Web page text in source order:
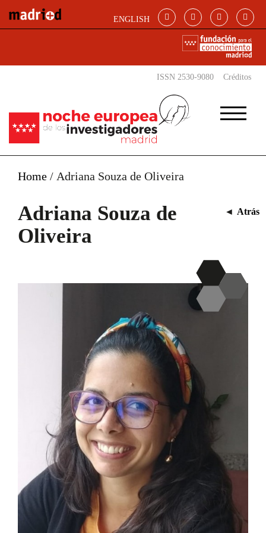
ENGLISH
ISSN 2530-9080 Créditos
Home / Adriana Souza de Oliveira
Adriana Souza de
Oliveira
◄ Atrás